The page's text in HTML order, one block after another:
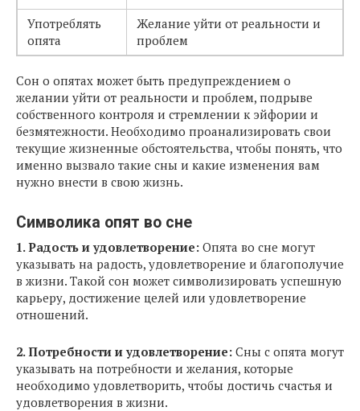
Употреблять
опята
Желание уйти от реальности и
проблем
Сон о опятах может быть предупреждением о
желании уйти от реальности и проблем, подрыве
собственного контроля и стремлении к эйфории и
безмятежности. Необходимо проанализировать свои
текущие жизненные обстоятельства, чтобы понять, что
именно вызвало такие сны и какие изменения вам
нужно внести в свою жизнь.
Символика опят во сне
1. Радость и удовлетворение: Опята во сне могут
указывать на радость, удовлетворение и благополучие
в жизни. Такой сон может символизировать успешную
карьеру, достижение целей или удовлетворение
отношений.
2. Потребности и удовлетворение: Сны с опята могут
указывать на потребности и желания, которые
необходимо удовлетворить, чтобы достичь счастья и
удовлетворения в жизни.